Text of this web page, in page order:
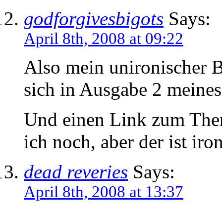
godforgivesbigots Says:
April 8th, 2008 at 09:22
Also mein unironischer
sich in Ausgabe 2
Und einen Link zum
ich noch, aber der ist
dead reveries Says:
April 8th, 2008 at 13:37